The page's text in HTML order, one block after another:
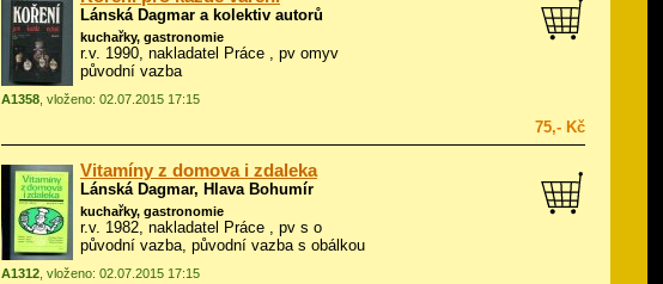
Lánská Dagmar a kolektiv autorů
kuchařky, gastronomie
r.v. 1990, nakladatel Práce , pv omyv
původní vazba
A1358 , vloženo: 02.07.2015 17:15
75,- Kč
Vitamíny z domova i zdaleka
Lánská Dagmar, Hlava Bohumír
kuchařky, gastronomie
r.v. 1982, nakladatel Práce , pv s o
původní vazba, původní vazba s obálkou
A1312, vloženo: 02.07.2015 17:15